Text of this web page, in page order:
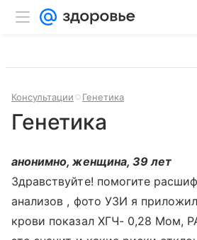
Консультации Генетика
Генетика
анонимно, женщина, 39 лет
Здравствуйте! помогите
анализов , фото УЗИ я
крови показал ХГЧ- 0,28 Мом,